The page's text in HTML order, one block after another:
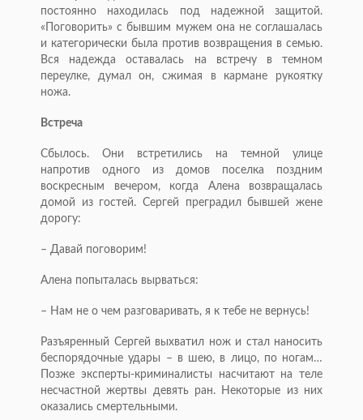
постоянно находилась под надежной защитой.
«Поговорить» с бывшим мужем она не соглашалась
и категорически была против возвращения в семью.
Вся надежда оставалась на встречу в темном
переулке, думал он, сжимая в кармане рукоятку
ножа.
Встреча
Сбылось. Они встретились на темной улице
напротив одного из домов поселка поздним
воскресным вечером, когда Алена возвращалась
домой из гостей. Сергей преградил бывшей жене
дорогу:
– Давай поговорим!
Алена попыталась вырваться:
– Нам не о чем разговаривать, я к тебе не вернусь!
Разъяренный Сергей выхватил нож и стал наносить
беспорядочные удары – в шею, в лицо, по ногам…
Позже эксперты-криминалисты насчитают на теле
несчастной жертвы девять ран. Некоторые из них
оказались смертельными.